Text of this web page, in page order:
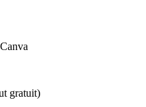
gratuit)